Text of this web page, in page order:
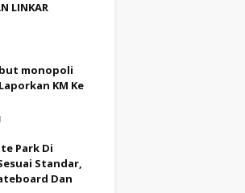
LINKAR
monopoli
KM Ke
Park Di
Standar,
Dan